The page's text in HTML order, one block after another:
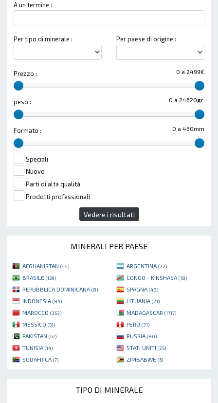
A un termine :
Per tipo di minerale : Per paese di origine :
0 a 2499€
Prezzo :
0 a 24620gr.
peso :
0 a 460mm
Formato :
Speciali
Nuovo
Parti di alta qualità
Prodotti professionali
Vedere i risultati
MINERALI PER PAESE
AFGHANISTAN (44) ARGENTINA (22)
BRASILE (129) CONGO - KINSHASA (18)
REPUBBLICA DOMINICANA (8) SPAGNA (48)
INDONESIA (84) LITUANIA (21)
MAROCCO (353) MADAGASCAR (1717)
MESSICO (51) PERÙ (31)
PAKISTAN (67) RUSSIA (80)
TUNISIA (14) STATI UNITI (25)
SUDAFRICA (7) ZIMBABWE (6)
TIPO DI MINERALE